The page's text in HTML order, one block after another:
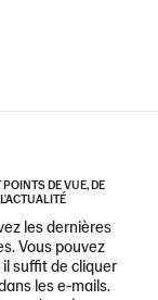
DE VUE, DE
les dernières
Vous pouvez
suffit de cliquer
les e-mails.